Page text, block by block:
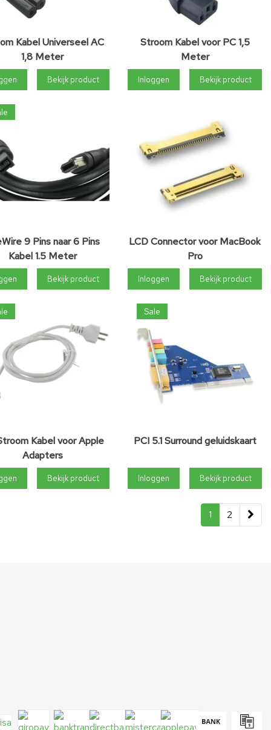
Kabel Universeel AC
1,8 Meter
Bekijk product
Stroom Kabel voor PC 1,5
Meter
Inloggen Bekijk product
9 Pins naar 6 Pins
Kabel 1.5 Meter
Bekijk product
LCD Connector voor MacBook
Pro
Inloggen Bekijk product
Kabel voor Apple
Adapters
Bekijk product
Sale
PCI 5.1 Surround geluidskaart
Inloggen Bekijk product
1 2